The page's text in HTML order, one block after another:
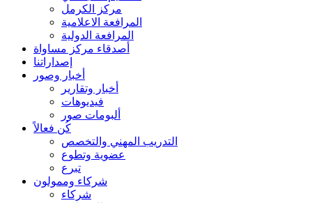
مركز الكرمل
المرافعة الاعلامية
المرافعة الدولية
أصدقاء مركز مساواة
إصداراتنا
أخبار وصور
أخبار وتقارير
فيديوهات
ألبومات صور
كُن فعالاً
التدريب المهني والتخصص
عضوية وتطوع
تبرع
شركاء وممولون
شركاء